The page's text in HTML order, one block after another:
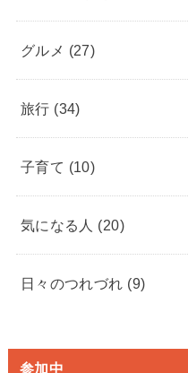
グルメ (27)
旅行 (34)
子育て (10)
気になる人 (20)
日々のつれづれ (9)
参加中